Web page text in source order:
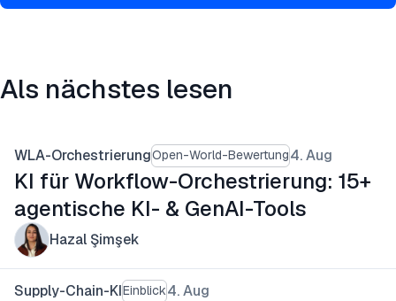
Als nächstes lesen
WLA-OrchestrierungOpen-World-Bewertung4. Aug
KI für Workflow-Orchestrierung: 15+
agentische KI- & GenAI-Tools
Hazal Şimşek
Supply-Chain-KIEinblick4. Aug